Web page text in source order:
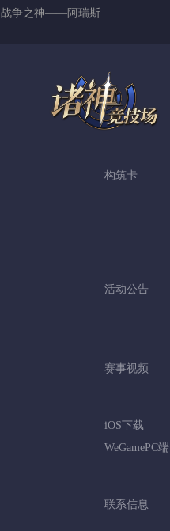
战争之神——阿瑞斯
构筑卡
活动公告
赛事视频
iOS下载
WeGamePC端
联系信息